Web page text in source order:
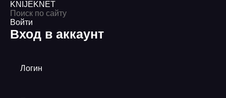
KNIJEKNET
Войти
Вход в аккаунт
Логин